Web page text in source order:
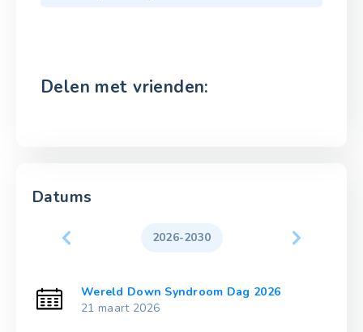
Delen met vrienden:
Datums
2026-2030
Wereld Down Syndroom Dag 2026
21 maart 2026